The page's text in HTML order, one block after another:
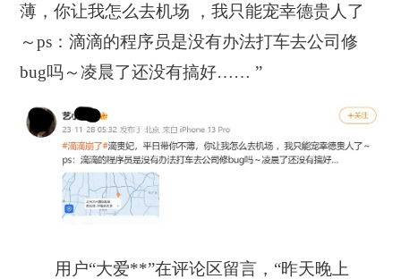
薄，你让我怎么去机场 ，我只能宠幸德贵人了
～ps：滴滴的程序员是没有办法打车去公司修
bug吗～凌晨了还没有搞好…… ”
用户“大爱**”在评论区留言，“昨天晚上